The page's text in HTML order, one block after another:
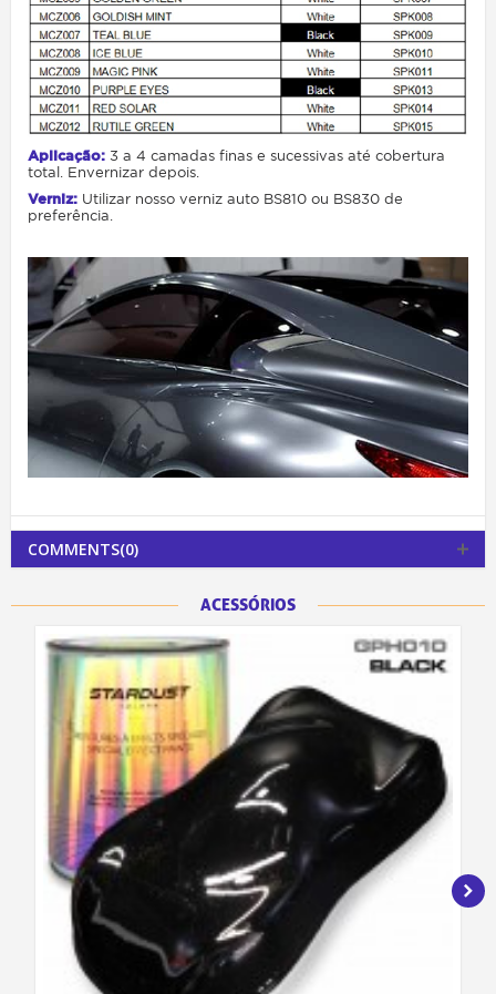
Aplicação: 3 a 4 camadas finas e sucessivas até cobertura
total. Envernizar depois.
Verniz: Utilizar nosso verniz auto BS810 ou BS830 de
preferência.
COMMENTS(0)
ACESSÓRIOS